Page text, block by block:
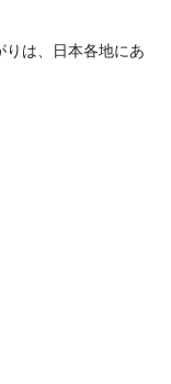
は、日本各地にあ